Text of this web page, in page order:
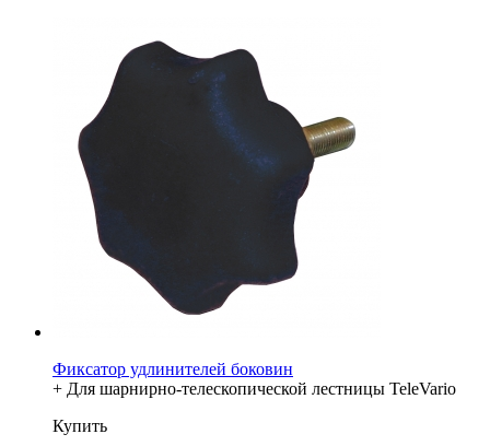
Фиксатор удлинителей боковин
+ Для шарнирно-телескопической лестницы TeleVario
Купить